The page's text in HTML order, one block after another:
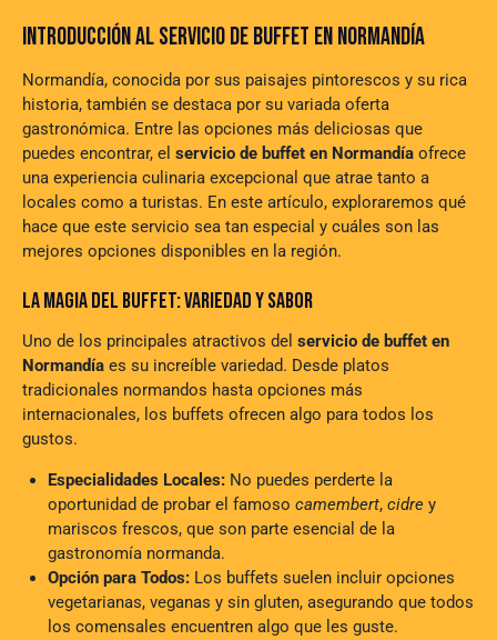
INTRODUCCIÓN AL SERVICIO DE BUFFET EN NORMANDÍA
Normandía, conocida por sus paisajes pintorescos y su rica
historia, también se destaca por su variada oferta
gastronómica. Entre las opciones más deliciosas que
puedes encontrar, el servicio de buffet en Normandía ofrece
una experiencia culinaria excepcional que atrae tanto a
locales como a turistas. En este artículo, exploraremos qué
hace que este servicio sea tan especial y cuáles son las
mejores opciones disponibles en la región.
LA MAGIA DEL BUFFET: VARIEDAD Y SABOR
Uno de los principales atractivos del servicio de buffet en
Normandía es su increíble variedad. Desde platos
tradicionales normandos hasta opciones más
internacionales, los buffets ofrecen algo para todos los
gustos.
Especialidades Locales:No puedes perderte la
oportunidad de probar el famoso camembert, cidrey
mariscos frescos, que son parte esencial de la
gastronomía normanda.
Opción para Todos:Los buffets suelen incluir opciones
vegetarianas, veganas y sin gluten, asegurando que todos
los comensales encuentren algo que les guste.